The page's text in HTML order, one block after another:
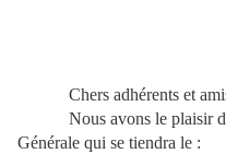
Chers adhérents et
Nous avons le plaisir
Générale qui se tiendra le :